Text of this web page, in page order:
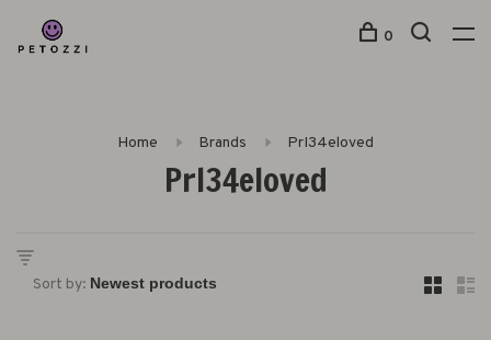
0
Home Brands PrI34eloved
PrI34eloved
Sort by: